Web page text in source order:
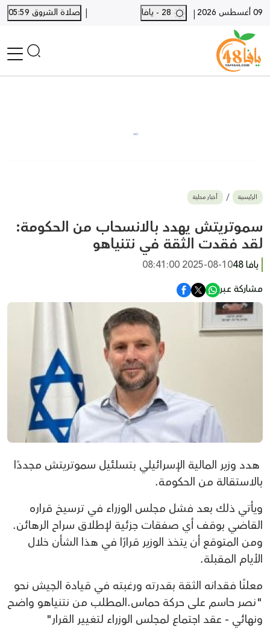
09 أغسطس 2026 |
| صلاة الشروق 05:59
بيع وشراء
أخبار القدس
وفيات
المزيد
ارسل خبر
الرئيسية أخبار محلية
سموتريتش يهدد بالانسحاب من الحكومة:
لقد فقدت الثقة في نتنياهو
يافا 48
2025-08-10 08:41:00
مشاركة عبر
هدد وزير المالية الإسرائيلي بتسلئيل سموتريتش مجددًا
بالاستقالة من الحكومة.
ويأتي ذلك بعد فشل مجلس الوزراء في ترسيخ قراره
القاضي بوقف أي صفقات جزئية لإطلاق سراح الرهائن.
ومن المتوقع أن يتخذ الوزير قرارًا في هذا الشأن خلال
الأيام المقبلة.
معلنًا فقدانه الثقة بقدرته ورغبته في قيادة الجيش نحو
"نصر حاسم على حركة حماس.المطلب من نتنياهو واضح
ونهائي - عقد اجتماع لمجلس الوزراء لتغيير القرار"